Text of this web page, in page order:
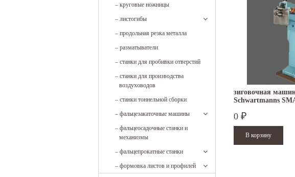
– круговые ножницы
– листогибы
– продольная резка металла
– разматыватели
– станки для пробивки отверстий
– станки для производства
воздуховодов
– станки тоннельной сборки
– фальцезакаточные машины
– фальцеосадочные станки и
механизмы
– фальцепрокатные станки
– формовка листов и профилей
зиговочная
Schwartmanns
0 ₽